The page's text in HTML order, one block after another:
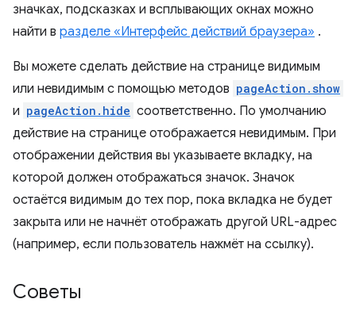
значках, подсказках и всплывающих окнах можно
найти в разделе «Интерфейс действий браузера» .
Вы можете сделать действие на странице видимым
или невидимым с помощью методов pageAction.show
и pageAction.hide соответственно. По умолчанию
действие на странице отображается невидимым. При
отображении действия вы указываете вкладку, на
которой должен отображаться значок. Значок
остаётся видимым до тех пор, пока вкладка не будет
закрыта или не начнёт отображать другой URL-адрес
(например, если пользователь нажмёт на ссылку).
Советы